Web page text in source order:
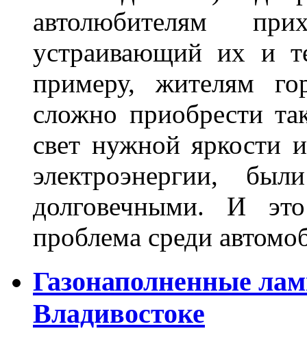
автолюбителям
устраивающий их и
примеру, жителям
сложно приобрести
свет нужной яркости
электроэнергии,
долговечными. И
проблема среди
Газонаполненные
Владивостоке